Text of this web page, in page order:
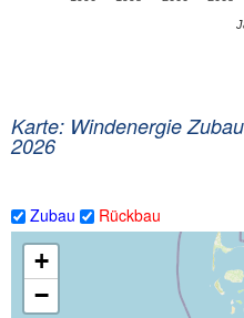
Karte: Windenergie
2026
Zubau Rückbau
+
−